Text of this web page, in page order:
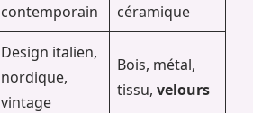
contemporain
céramique
Design italien,
nordique,
vintage
Bois, métal,
tissu, velours